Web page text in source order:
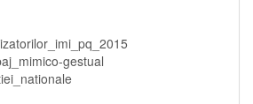
gestual